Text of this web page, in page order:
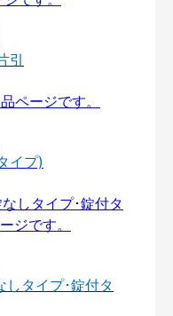
引
イプ)
しタイプ･錠付タ